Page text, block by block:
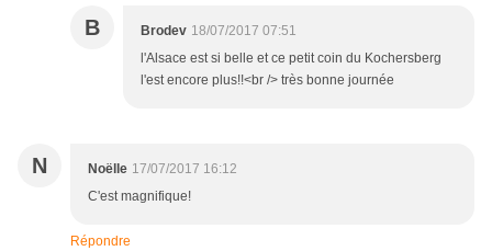
B Brodev 18/07/2017 07:51
l'Alsace est si belle et ce petit coin du Kochersberg
l'est encore plus!!<br /> très bonne journée
N Noëlle 17/07/2017 16:12
C'est magnifique!
Répondre